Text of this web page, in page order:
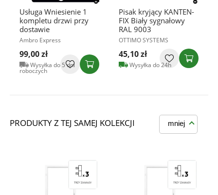
Usługa Wniesienie 1
kompletu drzwi przy
dostawie
Ambro Express
99,00 zł
Wysyłka do 5 dni
roboczych
Pisak kryjący KANTEN-
FIX Biały sygnałowy
RAL 9003
OTTIMO SYSTEMS
45,10 zł
Wysyłka do 24h
PRODUKTY Z TEJ SAMEJ KOLEKCJI mniej